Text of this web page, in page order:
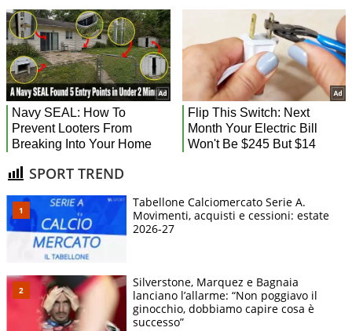
SPORT TREND
Tabellone Calciomercato Serie A.
Movimenti, acquisti e cessioni: estate
2026-27
Silverstone, Marquez e Bagnaia
lanciano l’allarme: “Non poggiavo il
ginocchio, dobbiamo capire cosa è
successo”